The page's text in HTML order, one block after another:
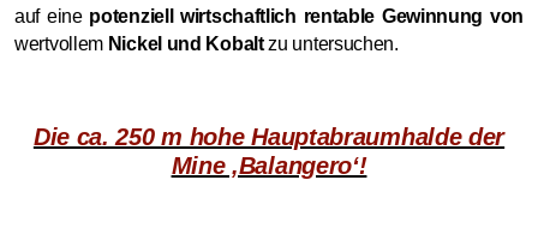
auf eine potenziell wirtschaftlich rentable Gewinnung von
wertvollem Nickel und Kobaltzu untersuchen.
Die ca. 250 m hohe Hauptabraumhalde der
Mine ‚Balangero‘!